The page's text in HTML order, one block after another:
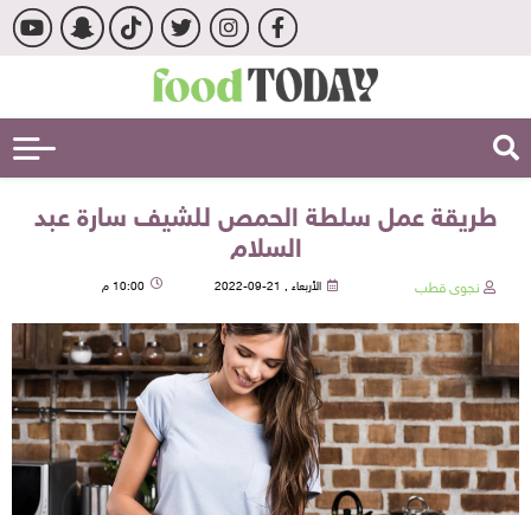
طريقة عمل سلطة الحمص للشيف سارة عبد
السلام
نجوى قطب الأربعاء , 21-09-2022 10:00 م